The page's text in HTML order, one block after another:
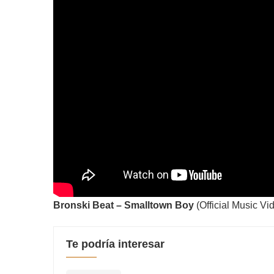
Bronski Beat – Smalltown Boy (Official Music
Te podría interesar